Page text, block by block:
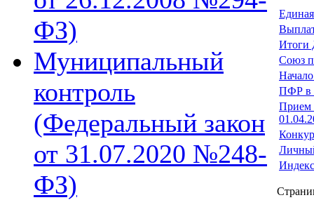
ФЗ)
Муниципальный
контроль
(Федеральный закон
от 31.07.2020 №248-
ФЗ)
Итоги
Союз
ПФР в
Прием